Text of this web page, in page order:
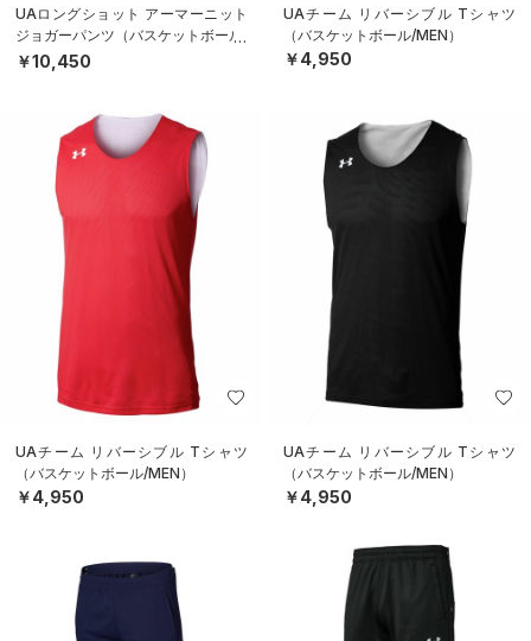
UAロングショット アーマーニット
ジョガーパンツ（バスケットボール/
MEN）
￥10,450
UAチーム リバーシブル Tシャツ
（バスケットボール/MEN）
￥4,950
UAチーム リバーシブル Tシャツ
（バスケットボール/MEN）
￥4,950
UAチーム リバーシブル Tシャツ
（バスケットボール/MEN）
￥4,950